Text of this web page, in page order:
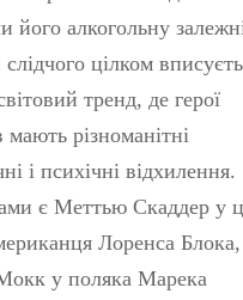
його алкогольну
цілком
тренд, де герої
мають різноманітні
і психічні відхилення.
є Меттью Скаддер у
Лоренса Блока,
у поляка Марека